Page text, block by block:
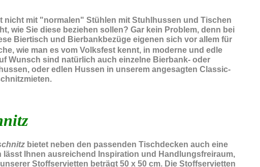
nicht mit "normalen" Stühlen mit Stuhlhussen und Tischen
wie Sie diese beziehen sollen? Gar kein Problem, denn bei
Biertisch und Bierbankbezüge eigenen sich vor allem für
wie man es vom Volksfest kennt, in moderne und edle
Wunsch sind natürlich auch einzelne Bierbank- oder
oder edlen Hussen in unserem angesagten Classic-
bietet neben den passenden Tischdecken auch eine
Ihnen ausreichend Inspiration und Handlungsfreiraum,
Stoffservietten beträgt 50 x 50 cm. Die Stoffservietten